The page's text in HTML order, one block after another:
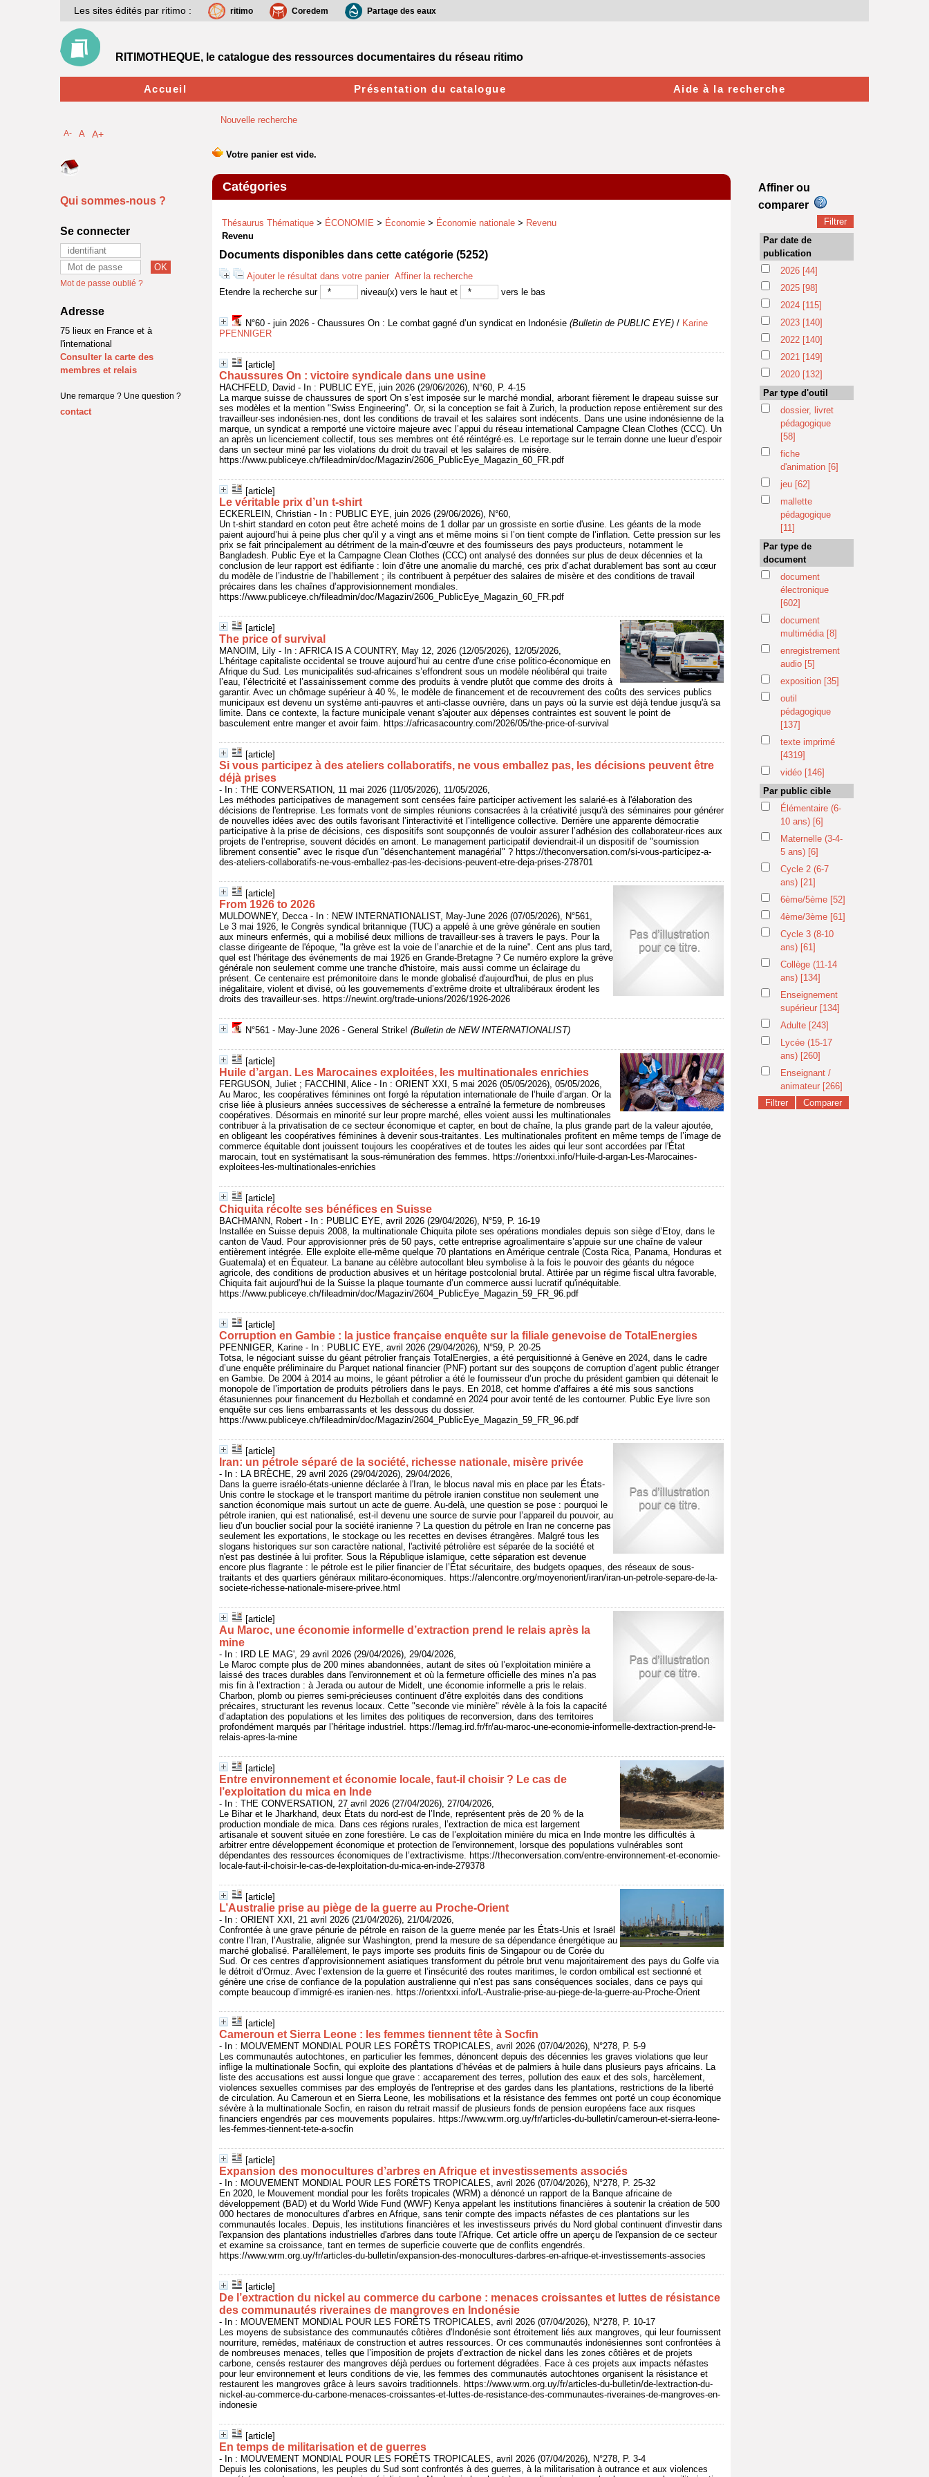
Nouvelle recherche
Catégories
Thésaurus Thématique > ÉCONOMIE > Économie > Économie nationale > Revenu
Revenu
Documents disponibles dans cette catégorie (5252)
Ajouter le résultat dans votre panier Affiner la recherche
Etendre la recherche sur
niveau(x) vers le haut et vers le bas
N°60 - juin 2026 - Chaussures On : Le combat gagné d’un syndicat en Indonésie (Bulletin de PUBLIC EYE) / Karine
PFENNIGER
[article]
Chaussures On : victoire syndicale dans une usine
HACHFELD, David - In : PUBLIC EYE, juin 2026 (29/06/2026), N°60, P. 4-15
La marque suisse de chaussures de sport On s’est imposée sur le marché mondial, arborant fièrement le drapeau suisse sur
ses modèles et la mention "Swiss Engineering". Or, si la conception se fait à Zurich, la production repose entièrement sur des
travailleur·ses indonésien·nes, dont les conditions de travail et les salaires sont indécents. Dans une usine indonésienne de la
marque, un syndicat a remporté une victoire majeure avec l’appui du réseau international Campagne Clean Clothes (CCC). Un
an après un licenciement collectif, tous ses membres ont été réintégré·es. Le reportage sur le terrain donne une lueur d’espoir
dans un secteur miné par les violations du droit du travail et les salaires de misère.
https://www.publiceye.ch/fileadmin/doc/Magazin/2606_PublicEye_Magazin_60_FR.pdf
[article]
Le véritable prix d’un t-shirt
ECKERLEIN, Christian - In : PUBLIC EYE, juin 2026 (29/06/2026), N°60,
Un t-shirt standard en coton peut être acheté moins de 1 dollar par un grossiste en sortie d'usine. Les géants de la mode
paient aujourd’hui à peine plus cher qu’il y a vingt ans et même moins si l’on tient compte de l’inflation. Cette pression sur les
prix se fait principalement au détriment de la main-d’œuvre et des fournisseurs des pays producteurs, notamment le
Bangladesh. Public Eye et la Campagne Clean Clothes (CCC) ont analysé des données sur plus de deux décennies et la
conclusion de leur rapport est édifiante : loin d’être une anomalie du marché, ces prix d’achat durablement bas sont au cœur
du modèle de l’industrie de l’habillement ; ils contribuent à perpétuer des salaires de misère et des conditions de travail
précaires dans les chaînes d’approvisionnement mondiales.
https://www.publiceye.ch/fileadmin/doc/Magazin/2606_PublicEye_Magazin_60_FR.pdf
[article]
The price of survival
MANOIM, Lily - In : AFRICA IS A COUNTRY, May 12, 2026 (12/05/2026), 12/05/2026,
L'héritage capitaliste occidental se trouve aujourd’hui au centre d'une crise politico-économique en
Afrique du Sud. Les municipalités sud-africaines s’effondrent sous un modèle néolibéral qui traite
l’eau, l’électricité et l’assainissement comme des produits à vendre plutôt que comme des droits à
garantir. Avec un chômage supérieur à 40 %, le modèle de financement et de recouvrement des coûts des services publics
municipaux est devenu un système anti-pauvres et anti-classe ouvrière, dans un pays où la survie est déjà tendue jusqu'à sa
limite. Dans ce contexte, la facture municipale venant s'ajouter aux dépenses contraintes est souvent le point de
basculement entre manger et avoir faim. https://africasacountry.com/2026/05/the-price-of-survival
[article]
Si vous participez à des ateliers collaboratifs, ne vous emballez pas, les décisions peuvent être
déjà prises
- In : THE CONVERSATION, 11 mai 2026 (11/05/2026), 11/05/2026,
Les méthodes participatives de management sont censées faire participer activement les salarié·es à l'élaboration des
décisions de l'entreprise. Les formats vont de simples réunions consacrées à la créativité jusqu'à des séminaires pour générer
de nouvelles idées avec des outils favorisant l’interactivité et l’intelligence collective. Derrière une apparente démocratie
participative à la prise de décisions, ces dispositifs sont soupçonnés de vouloir assurer l’adhésion des collaborateur·rices aux
projets de l’entreprise, souvent décidés en amont. Le management participatif deviendrait-il un dispositif de "soumission
librement consentie" avec le risque d'un "désenchantement managérial" ? https://theconversation.com/si-vous-participez-a-
des-ateliers-collaboratifs-ne-vous-emballez-pas-les-decisions-peuvent-etre-deja-prises-278701
[article]
From 1926 to 2026
MULDOWNEY, Decca - In : NEW INTERNATIONALIST, May-June 2026 (07/05/2026), N°561,
Le 3 mai 1926, le Congrès syndical britannique (TUC) a appelé à une grève générale en soutien
aux mineurs enfermés, qui a mobilisé deux millions de travailleur·ses à travers le pays. Pour la
classe dirigeante de l'époque, "la grève est la voie de l’anarchie et de la ruine". Cent ans plus tard,
quel est l'héritage des événements de mai 1926 en Grande-Bretagne ? Ce numéro explore la grève
générale non seulement comme une tranche d'histoire, mais aussi comme un éclairage du
présent. Ce centenaire est prémonitoire dans le monde globalisé d'aujourd'hui, de plus en plus
inégalitaire, violent et divisé, où les gouvernements d’extrême droite et ultralibéraux érodent les
droits des travailleur·ses. https://newint.org/trade-unions/2026/1926-2026
N°561 - May-June 2026 - General Strike! (Bulletin de NEW INTERNATIONALIST)
[article]
Huile d’argan. Les Marocaines exploitées, les multinationales enrichies
FERGUSON, Juliet ; FACCHINI, Alice - In : ORIENT XXI, 5 mai 2026 (05/05/2026), 05/05/2026,
Au Maroc, les coopératives féminines ont forgé la réputation internationale de l’huile d’argan. Or la
crise liée à plusieurs années successives de sécheresse a entraîné la fermeture de nombreuses
coopératives. Désormais en minorité sur leur propre marché, elles voient aussi les multinationales
contribuer à la privatisation de ce secteur économique et capter, en bout de chaîne, la plus grande part de la valeur ajoutée,
en obligeant les coopératives féminines à devenir sous-traitantes. Les multinationales profitent en même temps de l’image de
commerce équitable dont jouissent toujours les coopératives et de toutes les aides qui leur sont accordées par l'État
marocain, tout en systématisant la sous-rémunération des femmes. https://orientxxi.info/Huile-d-argan-Les-Marocaines-
exploitees-les-multinationales-enrichies
[article]
Chiquita récolte ses bénéfices en Suisse
BACHMANN, Robert - In : PUBLIC EYE, avril 2026 (29/04/2026), N°59, P. 16-19
Installée en Suisse depuis 2008, la multinationale Chiquita pilote ses opérations mondiales depuis son siège d’Etoy, dans le
canton de Vaud. Pour approvisionner près de 50 pays, cette entreprise agroalimentaire s’appuie sur une chaîne de valeur
entièrement intégrée. Elle exploite elle-même quelque 70 plantations en Amérique centrale (Costa Rica, Panama, Honduras et
Guatemala) et en Équateur. La banane au célèbre autocollant bleu symbolise à la fois le pouvoir des géants du négoce
agricole, des conditions de production abusives et un héritage postcolonial brutal. Attirée par un régime fiscal ultra favorable,
Chiquita fait aujourd’hui de la Suisse la plaque tournante d’un commerce aussi lucratif qu'inéquitable.
https://www.publiceye.ch/fileadmin/doc/Magazin/2604_PublicEye_Magazin_59_FR_96.pdf
[article]
Corruption en Gambie : la justice française enquête sur la filiale genevoise de TotalEnergies
PFENNIGER, Karine - In : PUBLIC EYE, avril 2026 (29/04/2026), N°59, P. 20-25
Totsa, le négociant suisse du géant pétrolier français TotalEnergies, a été perquisitionné à Genève en 2024, dans le cadre
d’une enquête préliminaire du Parquet national financier (PNF) portant sur des soupçons de corruption d’agent public étranger
en Gambie. De 2004 à 2014 au moins, le géant pétrolier a été le fournisseur d’un proche du président gambien qui détenait le
monopole de l’importation de produits pétroliers dans le pays. En 2018, cet homme d’affaires a été mis sous sanctions
étasuniennes pour financement du Hezbollah et condamné en 2024 pour avoir tenté de les contourner. Public Eye livre son
enquête sur ces liens embarrassants et les dessous du dossier.
https://www.publiceye.ch/fileadmin/doc/Magazin/2604_PublicEye_Magazin_59_FR_96.pdf
[article]
Iran: un pétrole séparé de la société, richesse nationale, misère privée
- In : LA BRÈCHE, 29 avril 2026 (29/04/2026), 29/04/2026,
Dans la guerre israélo-états-unienne déclarée à l'Iran, le blocus naval mis en place par les États-
Unis contre le stockage et le transport maritime du pétrole iranien constitue non seulement une
sanction économique mais surtout un acte de guerre. Au-delà, une question se pose : pourquoi le
pétrole iranien, qui est nationalisé, est-il devenu une source de survie pour l’appareil du pouvoir, au
lieu d’un bouclier social pour la société iranienne ? La question du pétrole en Iran ne concerne pas
seulement les exportations, le stockage ou les recettes en devises étrangères. Malgré tous les
slogans historiques sur son caractère national, l'activité pétrolière est séparée de la société et
n'est pas destinée à lui profiter. Sous la République islamique, cette séparation est devenue
encore plus flagrante : le pétrole est le pilier financier de l’État sécuritaire, des budgets opaques, des réseaux de sous-
traitants et des quartiers généraux militaro-économiques. https://alencontre.org/moyenorient/iran/iran-un-petrole-separe-de-la-
societe-richesse-nationale-misere-privee.html
[article]
Au Maroc, une économie informelle d’extraction prend le relais après la
mine
- In : IRD LE MAG', 29 avril 2026 (29/04/2026), 29/04/2026,
Le Maroc compte plus de 200 mines abandonnées, autant de sites où l’exploitation minière a
laissé des traces durables dans l'environnement et où la fermeture officielle des mines n’a pas
mis fin à l’extraction : à Jerada ou autour de Midelt, une économie informelle a pris le relais.
Charbon, plomb ou pierres semi-précieuses continuent d’être exploités dans des conditions
précaires, structurant les revenus locaux. Cette "seconde vie minière" révèle à la fois la capacité
d’adaptation des populations et les limites des politiques de reconversion, dans des territoires
profondément marqués par l’héritage industriel. https://lemag.ird.fr/fr/au-maroc-une-economie-informelle-dextraction-prend-le-
relais-apres-la-mine
[article]
Entre environnement et économie locale, faut‑il choisir ? Le cas de
l’exploitation du mica en Inde
- In : THE CONVERSATION, 27 avril 2026 (27/04/2026), 27/04/2026,
Le Bihar et le Jharkhand, deux États du nord-est de l’Inde, représentent près de 20 % de la
production mondiale de mica. Dans ces régions rurales, l’extraction de mica est largement
artisanale et souvent située en zone forestière. Le cas de l’exploitation minière du mica en Inde montre les difficultés à
arbitrer entre développement économique et protection de l'environnement, lorsque des populations vulnérables sont
dépendantes des ressources économiques de l’extractivisme. https://theconversation.com/entre-environnement-et-economie-
locale-faut-il-choisir-le-cas-de-lexploitation-du-mica-en-inde-279378
[article]
L’Australie prise au piège de la guerre au Proche-Orient
- In : ORIENT XXI, 21 avril 2026 (21/04/2026), 21/04/2026,
Confrontée à une grave pénurie de pétrole en raison de la guerre menée par les États-Unis et Israël
contre l’Iran, l’Australie, alignée sur Washington, prend la mesure de sa dépendance énergétique au
marché globalisé. Parallèlement, le pays importe ses produits finis de Singapour ou de Corée du
Sud. Or ces centres d’approvisionnement asiatiques transforment du pétrole brut venu majoritairement des pays du Golfe via
le détroit d’Ormuz. Avec l’extension de la guerre et l’insécurité des routes maritimes, le cordon ombilical est sectionné et
génère une crise de confiance de la population australienne qui n’est pas sans conséquences sociales, dans ce pays qui
compte beaucoup d’immigré·es iranien·nes. https://orientxxi.info/L-Australie-prise-au-piege-de-la-guerre-au-Proche-Orient
[article]
Cameroun et Sierra Leone : les femmes tiennent tête à Socfin
- In : MOUVEMENT MONDIAL POUR LES FORÊTS TROPICALES, avril 2026 (07/04/2026), N°278, P. 5-9
Les communautés autochtones, en particulier les femmes, dénoncent depuis des décennies les graves violations que leur
inflige la multinationale Socfin, qui exploite des plantations d’hévéas et de palmiers à huile dans plusieurs pays africains. La
liste des accusations est aussi longue que grave : accaparement des terres, pollution des eaux et des sols, harcèlement,
violences sexuelles commises par des employés de l'entreprise et des gardes dans les plantations, restrictions de la liberté
de circulation. Au Cameroun et en Sierra Leone, les mobilisations et la résistance des femmes ont porté un coup économique
sévère à la multinationale Socfin, en raison du retrait massif de plusieurs fonds de pension européens face aux risques
financiers engendrés par ces mouvements populaires. https://www.wrm.org.uy/fr/articles-du-bulletin/cameroun-et-sierra-leone-
les-femmes-tiennent-tete-a-socfin
[article]
Expansion des monocultures d’arbres en Afrique et investissements associés
- In : MOUVEMENT MONDIAL POUR LES FORÊTS TROPICALES, avril 2026 (07/04/2026), N°278, P. 25-32
En 2020, le Mouvement mondial pour les forêts tropicales (WRM) a dénoncé un rapport de la Banque africaine de
développement (BAD) et du World Wide Fund (WWF) Kenya appelant les institutions financières à soutenir la création de 500
000 hectares de monocultures d’arbres en Afrique, sans tenir compte des impacts néfastes de ces plantations sur les
communautés locales. Depuis, les institutions financières et les investisseurs privés du Nord global continuent d'investir dans
l'expansion des plantations industrielles d'arbres dans toute l'Afrique. Cet article offre un aperçu de l'expansion de ce secteur
et examine sa croissance, tant en termes de superficie couverte que de conflits engendrés.
https://www.wrm.org.uy/fr/articles-du-bulletin/expansion-des-monocultures-darbres-en-afrique-et-investissements-associes
[article]
De l’extraction du nickel au commerce du carbone : menaces croissantes et luttes de résistance
des communautés riveraines de mangroves en Indonésie
- In : MOUVEMENT MONDIAL POUR LES FORÊTS TROPICALES, avril 2026 (07/04/2026), N°278, P. 10-17
Les moyens de subsistance des communautés côtières d'Indonésie sont étroitement liés aux mangroves, qui leur fournissent
nourriture, remèdes, matériaux de construction et autres ressources. Or ces communautés indonésiennes sont confrontées à
de nombreuses menaces, telles que l’imposition de projets d’extraction de nickel dans les zones côtières et de projets
carbone, censés restaurer des mangroves déjà perdues ou fortement dégradées. Face à ces projets aux impacts néfastes
pour leur environnement et leurs conditions de vie, les femmes des communautés autochtones organisent la résistance et
restaurent les mangroves grâce à leurs savoirs traditionnels. https://www.wrm.org.uy/fr/articles-du-bulletin/de-lextraction-du-
nickel-au-commerce-du-carbone-menaces-croissantes-et-luttes-de-resistance-des-communautes-riveraines-de-mangroves-en-
indonesie
[article]
En temps de militarisation et de guerres
- In : MOUVEMENT MONDIAL POUR LES FORÊTS TROPICALES, avril 2026 (07/04/2026), N°278, P. 3-4
Depuis les colonisations, les peuples du Sud sont confrontés à des guerres, à la militarisation à outrance et aux violences
Les sites édités par ritimo : ritimo Coredem Partage des eaux
RITIMOTHEQUE, le catalogue des ressources documentaires du réseau ritimo
Accueil Présentation du catalogue Aide à la recherche
A- A A+
Qui sommes-nous ?
Se connecter
Mot de passe oublié ?
Adresse
75 lieux en France et à
l'international
Consulter la carte des
membres et relais
Une remarque ? Une question ?
contact
Affiner ou
comparer
Par date de
publication
2026 [44]
2025 [98]
2024 [115]
2023 [140]
2022 [140]
2021 [149]
2020 [132]
Par type d'outil
dossier, livret
pédagogique
[58]
fiche
d'animation [6]
jeu [62]
mallette
pédagogique
[11]
Par type de
document
document
électronique
[602]
document
multimédia [8]
enregistrement
audio [5]
exposition [35]
outil
pédagogique
[137]
texte imprimé
[4319]
vidéo [146]
Par public cible
Élémentaire (6-
10 ans) [6]
Maternelle (3-4-
5 ans) [6]
Cycle 2 (6-7
ans) [21]
6ème/5ème [52]
4ème/3ème [61]
Cycle 3 (8-10
ans) [61]
Collège (11-14
ans) [134]
Enseignement
supérieur [134]
Adulte [243]
Lycée (15-17
ans) [260]
Enseignant /
animateur [266]